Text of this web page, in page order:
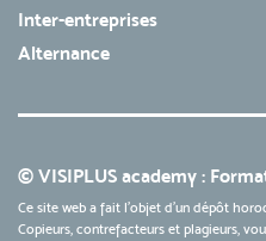
Inter-entreprises
Alternance
© VISIPLUS academy :
Ce site web a fait l'objet d'un dépôt
Copieurs, contrefacteurs et plagieurs,